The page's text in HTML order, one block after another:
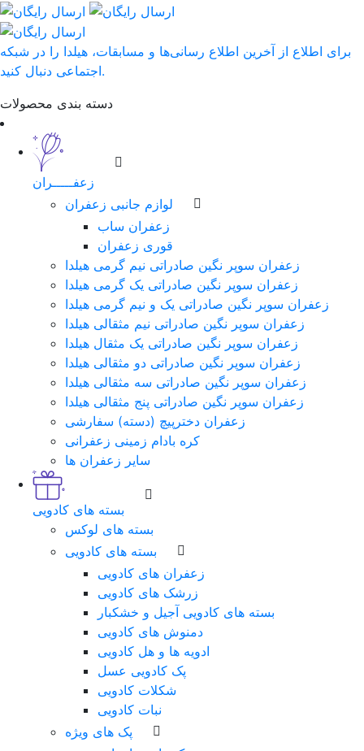
برای اطلاع از آخرین اطلاع رسانی‌ها و مسابقات، هیلدا را در شبکه
اجتماعی دنبال کنید.
دسته بندی محصولات
زعفـــــران
لوازم جانبی زعفران
زعفران ساب
قوری زعفران
زعفران سوپر نگین صادراتی نیم گرمی هیلدا
زعفران سوپر نگین صادراتی یک گرمی هیلدا
زعفران سوپر نگین صادراتی یک و نیم گرمی هیلدا
زعفران سوپر نگین صادراتی نیم مثقالی هیلدا
زعفران سوپر نگین صادراتی یک مثقال هیلدا
زعفران سوپر نگین صادراتی دو مثقالی هیلدا
زعفران سوپر نگین صادراتی سه مثقالی هیلدا
زعفران سوپر نگین صادراتی پنج مثقالی هیلدا
زعفران دخترپیچ (دسته) سفارشی
کره بادام زمینی زعفرانی
سایر زعفران ها
بسته های کادویی
بسته های لوکس
بسته های کادویی
زعفران های کادویی
زرشک های کادویی
بسته های کادویی آجیل و خشکبار
دمنوش های کادویی
ادویه ها و هل کادویی
پک کادویی عسل
شکلات کادویی
نبات کادویی
پک های ویژه